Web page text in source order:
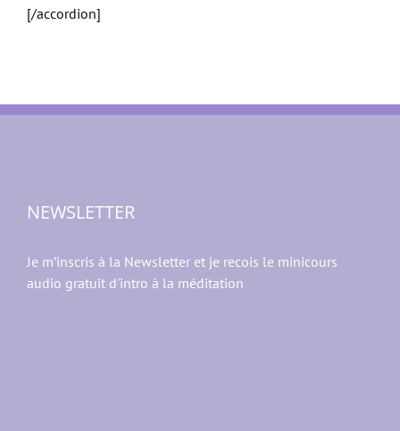
[/accordion]
NEWSLETTER
Je m’inscris à la Newsletter et je recois le minicours
audio gratuit d'intro à la méditation